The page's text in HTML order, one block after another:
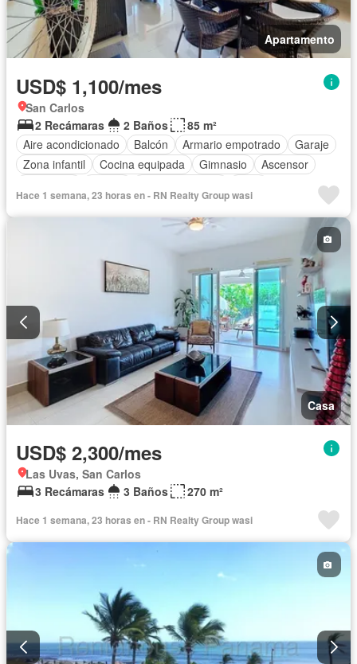
Apartamento
USD$ 1,100/mes
San Carlos
2 Recámaras
2 Baños
85 m²
Aire acondicionado
Balcón Armario empotrado
Garaje
Zona infantil
Cocina equipada Gimnasio
Ascensor
Hace 1 semana, 23 horas en - RN Realty Group wasi
Casa
USD$ 2,300/mes
Las Uvas, San Carlos
3 Recámaras
3 Baños 270 m²
Hace 1 semana, 23 horas en - RN Realty Group wasi